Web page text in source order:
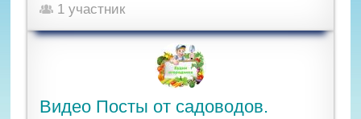
1 участник
Видео Посты от садоводов.